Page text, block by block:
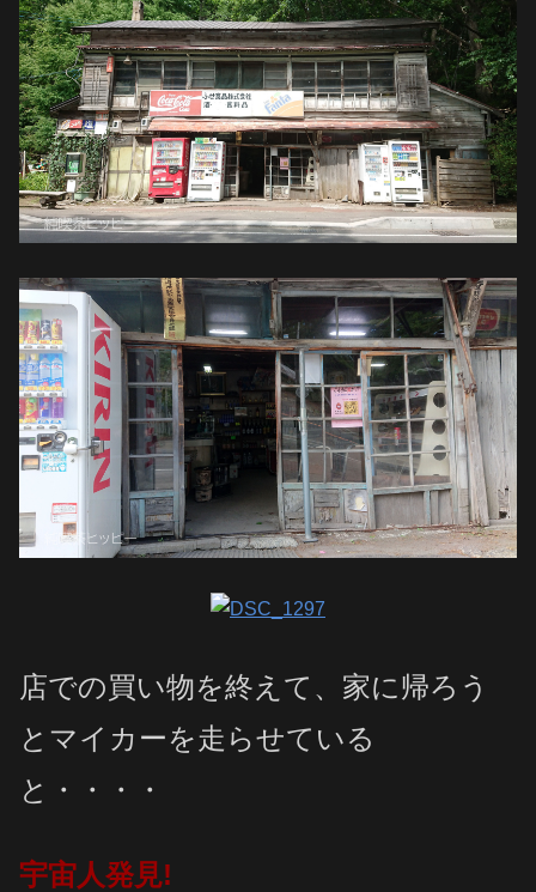
店での買い物を終えて、家に帰ろう
とマイカーを走らせている
と・・・・
宇宙人発見!